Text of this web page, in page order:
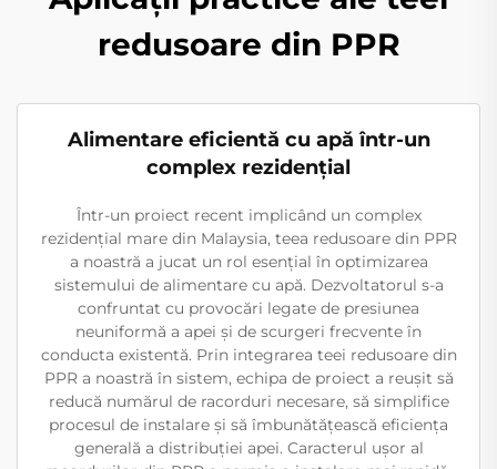
redusoare din PPR
Alimentare eficientă cu apă într-un
complex rezidențial
Într-un proiect recent implicând un complex
rezidențial mare din Malaysia, teea redusoare din PPR
a noastră a jucat un rol esențial în optimizarea
sistemului de alimentare cu apă. Dezvoltatorul s-a
confruntat cu provocări legate de presiunea
neuniformă a apei și de scurgeri frecvente în
conducta existentă. Prin integrarea teei redusoare din
PPR a noastră în sistem, echipa de proiect a reușit să
reducă numărul de racorduri necesare, să simplifice
procesul de instalare și să îmbunătățească eficiența
generală a distribuției apei. Caracterul ușor al